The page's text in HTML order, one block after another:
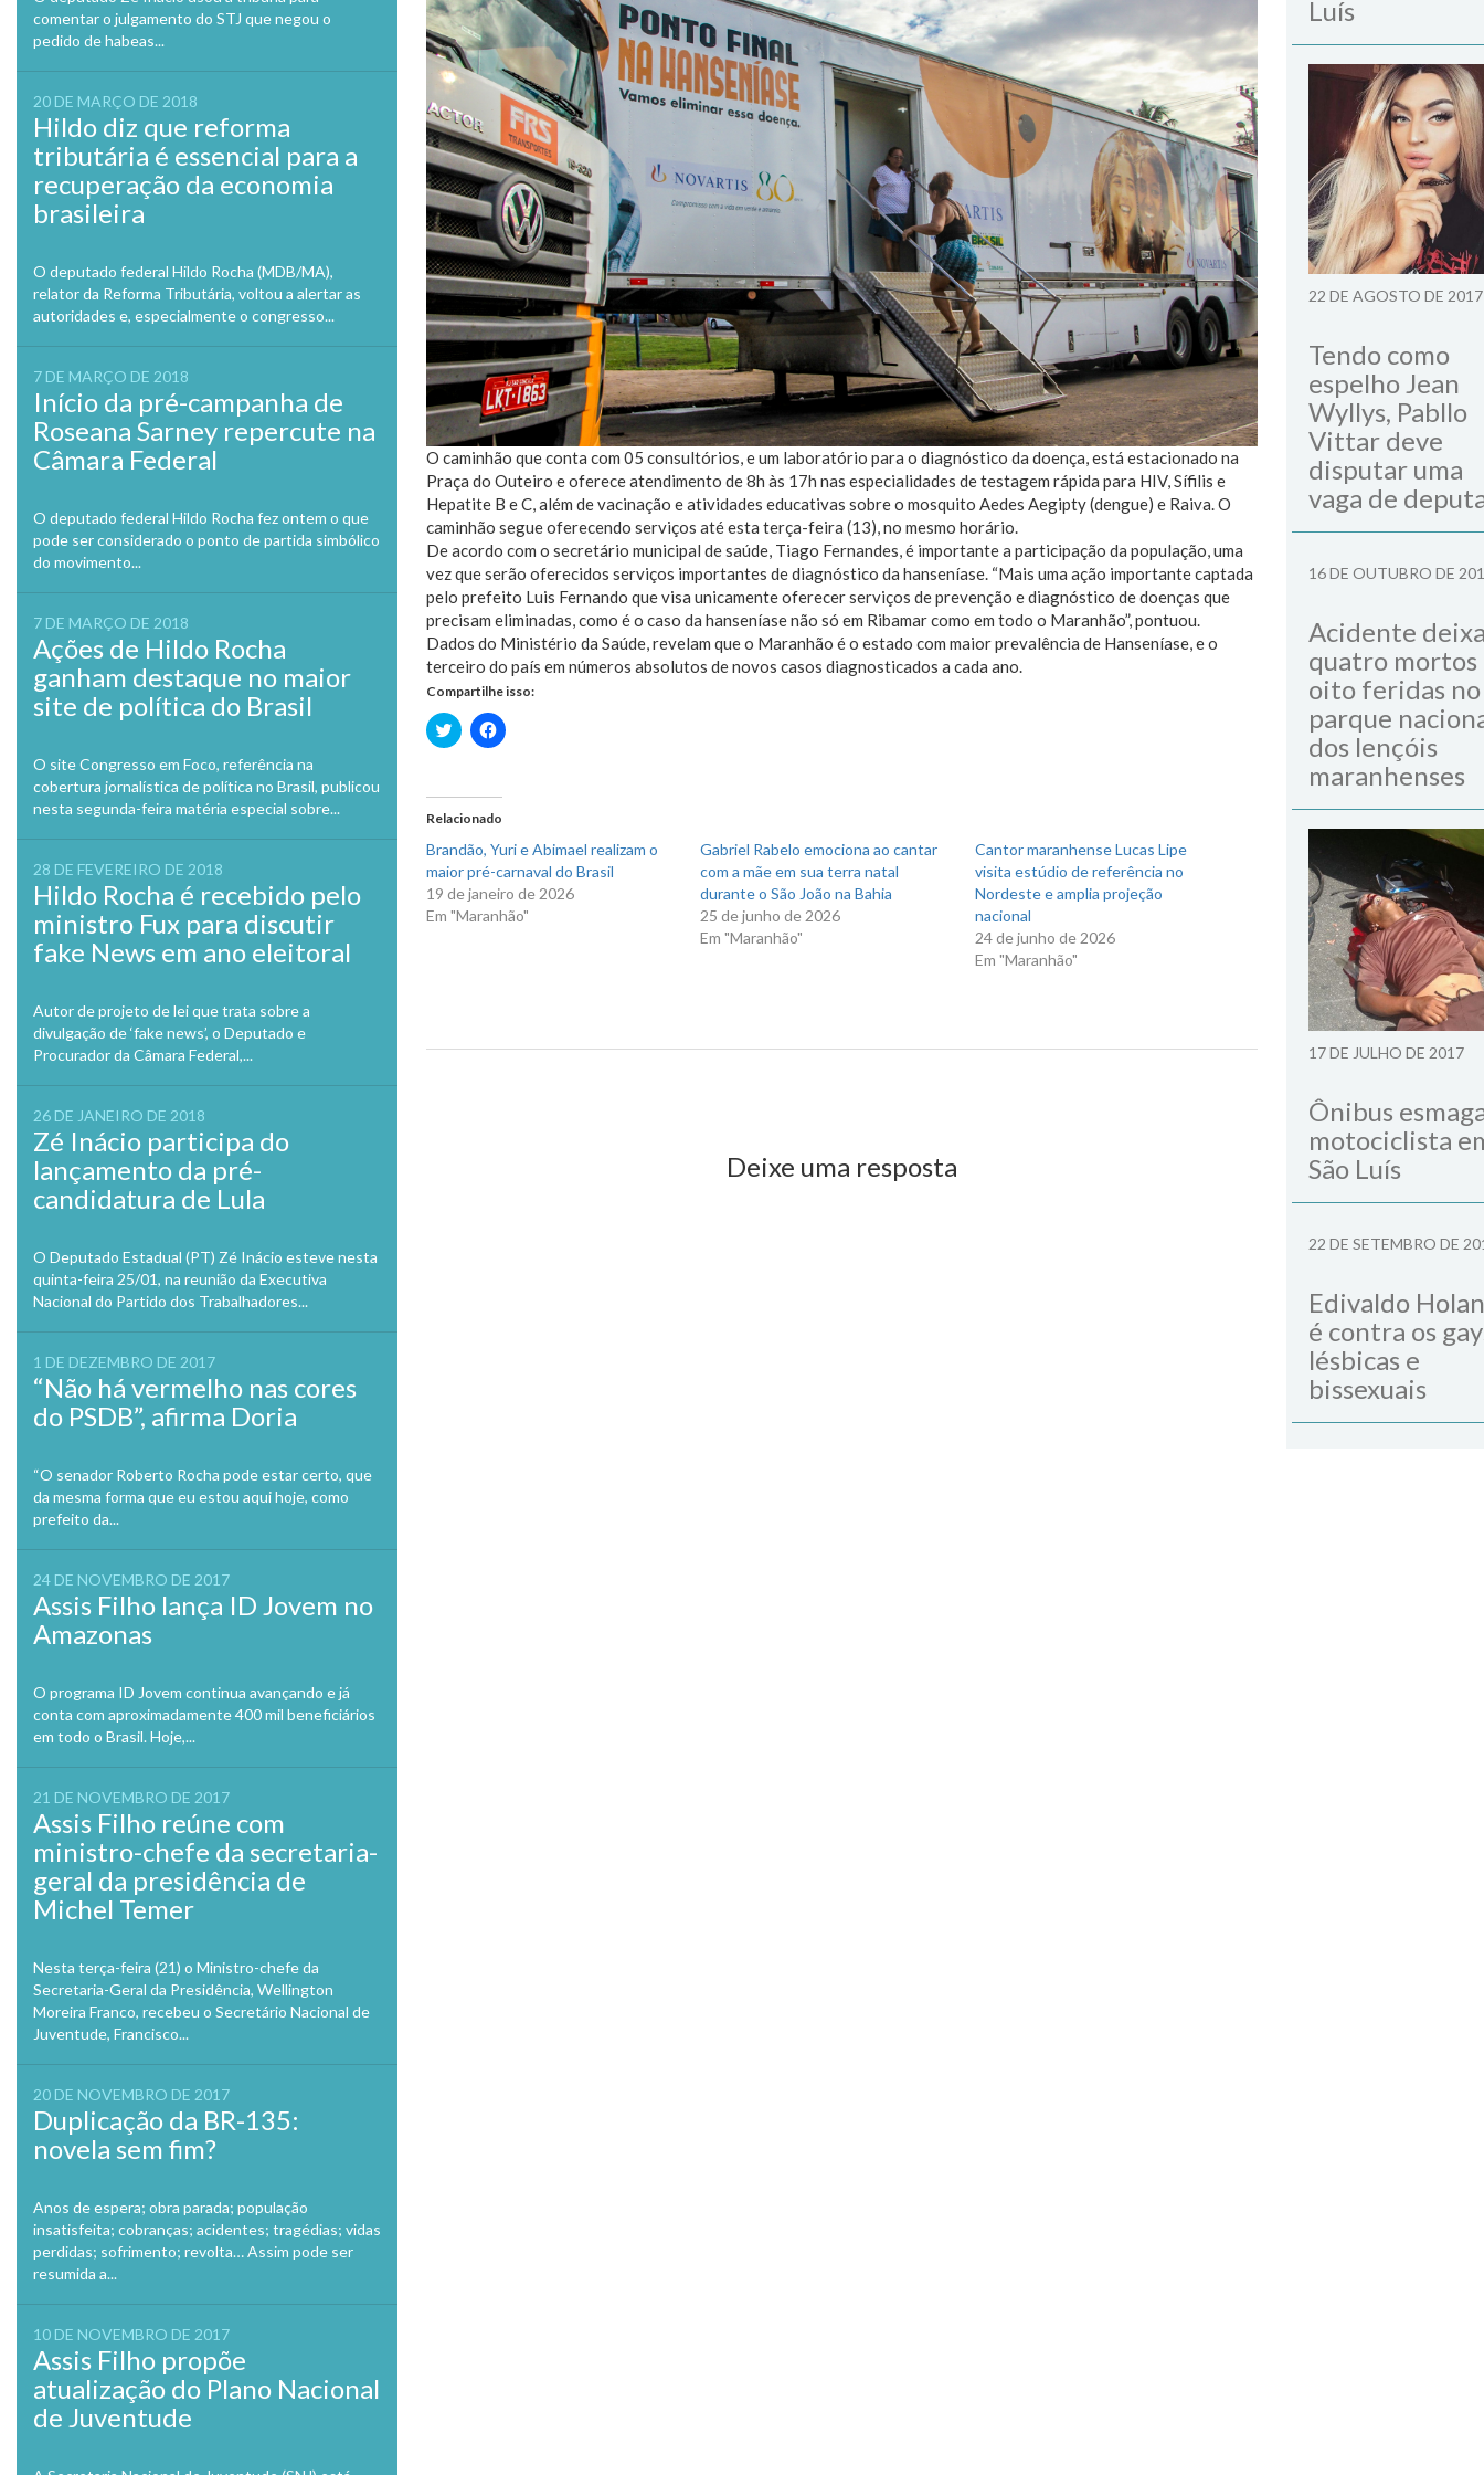
comentar o julgamento do STJ que negou o
pedido de habeas...
20 DE MARÇO DE 2018
Hildo diz que reforma
tributária é essencial para a
recuperação da economia
brasileira
O deputado federal Hildo Rocha (MDB/MA),
relator da Reforma Tributária, voltou a alertar as
autoridades e, especialmente o congresso...
7 DE MARÇO DE 2018
Início da pré-campanha de
Roseana Sarney repercute na
Câmara Federal
O deputado federal Hildo Rocha fez ontem o que
pode ser considerado o ponto de partida simbólico
do movimento...
7 DE MARÇO DE 2018
Ações de Hildo Rocha
ganham destaque no maior
site de política do Brasil
O site Congresso em Foco, referência na
cobertura jornalística de política no Brasil, publicou
nesta segunda-feira matéria especial sobre...
28 DE FEVEREIRO DE 2018
Hildo Rocha é recebido pelo
ministro Fux para discutir
fake News em ano eleitoral
Autor de projeto de lei que trata sobre a
divulgação de ‘fake news’, o Deputado e
Procurador da Câmara Federal,...
26 DE JANEIRO DE 2018
Zé Inácio participa do
lançamento da pré-
candidatura de Lula
O Deputado Estadual (PT) Zé Inácio esteve nesta
quinta-feira 25/01, na reunião da Executiva
Nacional do Partido dos Trabalhadores...
1 DE DEZEMBRO DE 2017
“Não há vermelho nas cores
do PSDB”, afirma Doria
“O senador Roberto Rocha pode estar certo, que
da mesma forma que eu estou aqui hoje, como
prefeito da...
24 DE NOVEMBRO DE 2017
Assis Filho lança ID Jovem no
Amazonas
O programa ID Jovem continua avançando e já
conta com aproximadamente 400 mil beneficiários
em todo o Brasil. Hoje,...
21 DE NOVEMBRO DE 2017
Assis Filho reúne com
ministro-chefe da secretaria-
geral da presidência de
Michel Temer
Nesta terça-feira (21) o Ministro-chefe da
Secretaria-Geral da Presidência, Wellington
Moreira Franco, recebeu o Secretário Nacional de
Juventude, Francisco...
20 DE NOVEMBRO DE 2017
Duplicação da BR-135:
novela sem fim?
Anos de espera; obra parada; população
insatisfeita; cobranças; acidentes; tragédias; vidas
perdidas; sofrimento; revolta… Assim pode ser
resumida a...
10 DE NOVEMBRO DE 2017
Assis Filho propõe
atualização do Plano Nacional
de Juventude
O caminhão que conta com 05 consultórios, e um laboratório para o diagnóstico da doença, está estacionado na
Praça do Outeiro e oferece atendimento de 8h às 17h nas especialidades de testagem rápida para HIV, Sífilis e
Hepatite B e C, além de vacinação e atividades educativas sobre o mosquito Aedes Aegipty (dengue) e Raiva. O
caminhão segue oferecendo serviços até esta terça-feira (13), no mesmo horário.
De acordo com o secretário municipal de saúde, Tiago Fernandes, é importante a participação da população, uma
vez que serão oferecidos serviços importantes de diagnóstico da hanseníase. “Mais uma ação importante captada
pelo prefeito Luis Fernando que visa unicamente oferecer serviços de prevenção e diagnóstico de doenças que
precisam eliminadas, como é o caso da hanseníase não só em Ribamar como em todo o Maranhão”, pontuou.
Dados do Ministério da Saúde, revelam que o Maranhão é o estado com maior prevalência de Hanseníase, e o
terceiro do país em números absolutos de novos casos diagnosticados a cada ano.
Compartilhe isso:
Clique
para
em
nova
janela)
Clique
para
em
nova
janela)
Relacionado
Brandão, Yuri e Abimael realizam o
maior pré-carnaval do Brasil
19 de janeiro de 2026
Em "Maranhão"
Gabriel Rabelo emociona ao cantar
com a mãe em sua terra natal
durante o São João na Bahia
25 de junho de 2026
Em "Maranhão"
Cantor maranhense Lucas Lipe
visita estúdio de referência no
Nordeste e amplia projeção
nacional
24 de junho de 2026
Em "Maranhão"
Deixe uma resposta
Luís
22 DE AGOSTO DE 2017
Tendo como
espelho Jean
Wyllys, Pabllo
Vittar deve
disputar uma
vaga de
16 DE OUTUBRO DE
Acidente
quatro mortos
oito feridas no
parque
dos lençóis
maranhenses
17 DE JULHO DE 2017
Ônibus
motociclista
São Luís
22 DE SETEMBRO DE
Edivaldo
é contra os
lésbicas e
bissexuais